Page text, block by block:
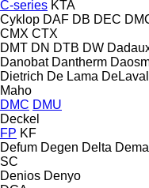
C-series KTA
Cyklop DAF DB DEC
CMX CTX
DMT DN DTB DW
Danobat Dantherm
Dietrich De Lama DeLaval
Maho
DMC DMU
Deckel
FP KF
Defum Degen Delta
SC
Denios Denyo